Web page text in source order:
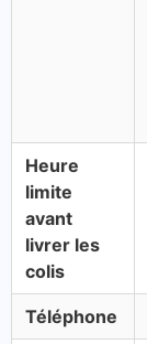
Heure
limite
avant
livrer les
colis
Téléphone